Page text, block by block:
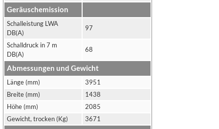
Geräuschemission
Schalleistung LWA
DB(A)
97
Schalldruck in 7 m
DB(A)
68
Abmessungen und Gewicht
Länge (mm)
3951
Breite (mm)
1438
Höhe (mm)
2085
Gewicht, trocken (Kg)
3671